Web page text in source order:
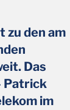
zu den am
Das
Patrick
im